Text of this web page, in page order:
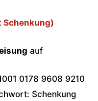
Schenkung)
auf
0178 9608 9210
Schenkung